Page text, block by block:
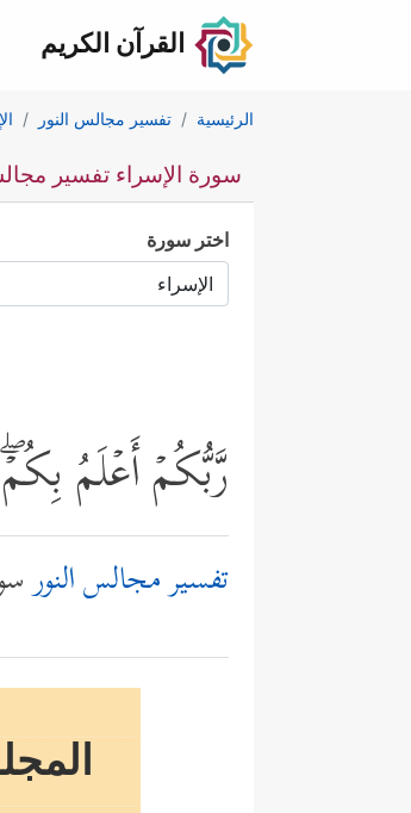
القرآن الكريم
الرئيسية تفسير مجالس النور
سورة الإسراء تفسير مجالس
اختر سورة
رَّبُّكُمۡ أَعۡلَمُ
تفسير مجالس النور